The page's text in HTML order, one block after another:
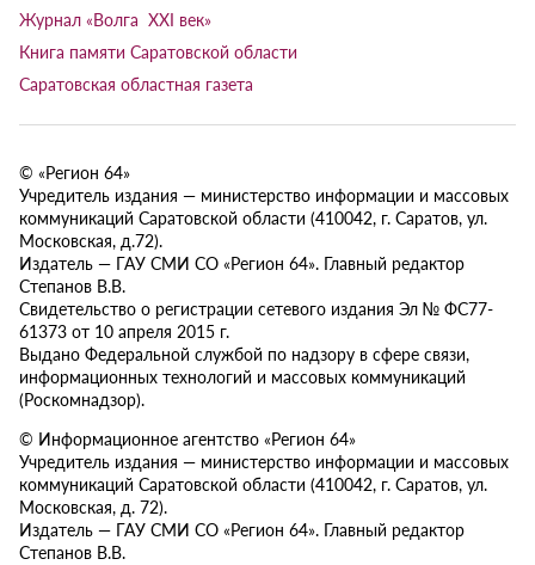
Журнал «Волга XXI век»
Книга памяти Саратовской области
Саратовская областная газета
© «Регион 64»
Учредитель издания — министерство информации и массовых
коммуникаций Саратовской области (410042, г. Саратов, ул.
Московская, д.72).
Издатель — ГАУ СМИ СО «Регион 64». Главный редактор
Степанов В.В.
Свидетельство о регистрации сетевого издания Эл № ФС77-
61373 от 10 апреля 2015 г.
Выдано Федеральной службой по надзору в сфере связи,
информационных технологий и массовых коммуникаций
(Роскомнадзор).
© Информационное агентство «Регион 64»
Учредитель издания — министерство информации и массовых
коммуникаций Саратовской области (410042, г. Саратов, ул.
Московская, д. 72).
Издатель — ГАУ СМИ СО «Регион 64». Главный редактор
Степанов В.В.